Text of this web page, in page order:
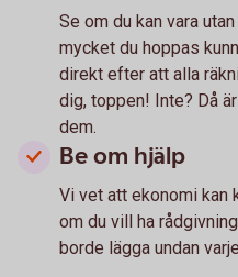
Se om du kan vara
mycket du hoppas
direkt efter att alla
dig, toppen! Inte? Då
dem.
Be om hjälp
Vi vet att ekonomi kan
om du vill ha
borde lägga undan